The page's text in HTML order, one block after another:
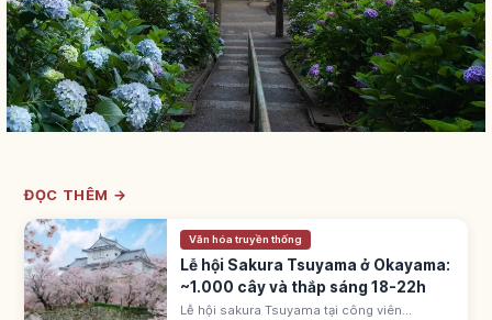
ĐỌC THÊM →
Văn hóa truyền thống
Lễ hội Sakura Tsuyama ở Okayama:
~1.000 cây và thắp sáng 18-22h
Lễ hội sakura Tsuyama tại công viên